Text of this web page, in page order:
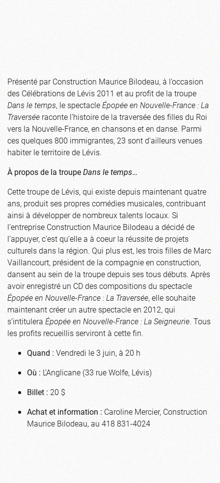
Présenté par Construction Maurice Bilodeau, à l’occasion
des Célébrations de Lévis 2011 et au profit de la troupe
Dans le temps, le spectacleÉpopée en Nouvelle-France : La
Traverséeraconte l’histoire de la traversée des filles du Roi
vers la Nouvelle-France, en chansons et en danse. Parmi
ces quelques 800 immigrantes, 23 sont d’ailleurs venues
habiter le territoire de Lévis.
À propos de la troupeDans le temps…
Cette troupe de Lévis, qui existe depuis maintenant quatre
ans, produit ses propres comédies musicales, contribuant
ainsi à développer de nombreux talents locaux. Si
l’entreprise Construction Maurice Bilodeau a décidé de
l’appuyer, c’est qu’elle a à coeur la réussite de projets
culturels dans la région. Qui plus est, les trois filles de Marc
Vaillancourt, président de la compagnie en construction,
dansent au sein de la troupe depuis ses tous débuts. Après
avoir enregistré un CD des compositions du spectacle
Épopée en Nouvelle-France : La Traversée, elle souhaite
maintenant créer un autre spectacle en 2012, qui
s’intitulera Épopée en Nouvelle-France : La Seigneurie. Tous
les profits recueillis serviront à cette fin.
Quand :Vendredi le 3 juin, à 20 h
Où :L’Anglicane (33 rue Wolfe, Lévis)
Billet :20 $
Achat et information :Caroline Mercier, Construction
Maurice Bilodeau, au 418 831-4024